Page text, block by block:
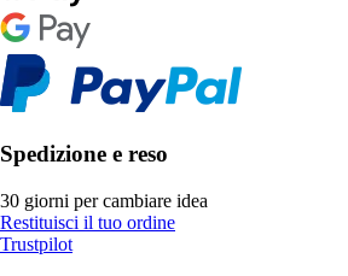
Spedizione e reso
30 giorni per cambiare idea
Restituisci il tuo ordine
Trustpilot